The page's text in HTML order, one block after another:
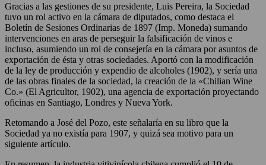
Gracias a las gestiones de su presidente, Luis Pereira, la Sociedad
tuvo un rol activo en la cámara de diputados, como destaca el
Boletín de Sesiones Ordinarias de 1897 (Imp. Moneda) sumando
intervenciones en aras de perseguir la falsificación de vinos e
incluso, asumiendo un rol de consejería en la cámara por asuntos de
exportación de ésta y otras sociedades. Aportó con la modificación
de la ley de producción y expendio de alcoholes (1902), y sería una
de las obras finales de la sociedad, la creación de la «Chilian Wine
Co.» (El Agricultor, 1902), una agencia de exportación proyectando
oficinas en Santiago, Londres y Nueva York.
Retomando a José del Pozo, este señalaría en su libro que la
Sociedad ya no existía para 1907, y quizá sea motivo para un
siguiente artículo.